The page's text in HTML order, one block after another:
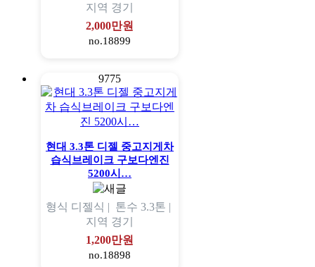
지역 경기
2,000만원
no.18899
9775
현대 3.3톤 디젤 중고지게차
습식브레이크 구보다엔진
5200시…
형식 디젤식 | 톤수 3.3톤 |
지역 경기
1,200만원
no.18898